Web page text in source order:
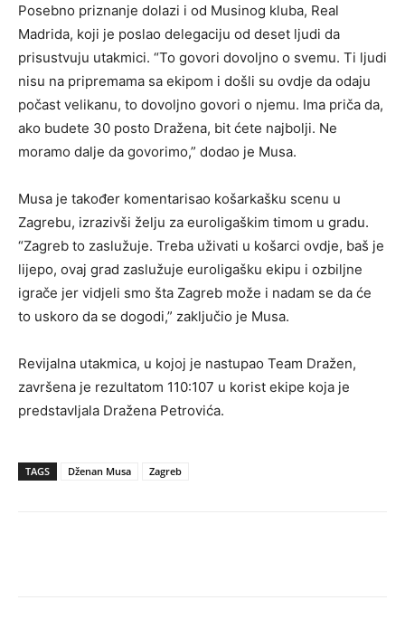
Posebno priznanje dolazi i od Musinog kluba, Real
Madrida, koji je poslao delegaciju od deset ljudi da
prisustvuju utakmici. “To govori dovoljno o svemu. Ti ljudi
nisu na pripremama sa ekipom i došli su ovdje da odaju
počast velikanu, to dovoljno govori o njemu. Ima priča da,
ako budete 30 posto Dražena, bit ćete najbolji. Ne
moramo dalje da govorimo,” dodao je Musa.
Musa je također komentarisao košarkašku scenu u
Zagrebu, izrazivši želju za euroligaškim timom u gradu.
“Zagreb to zaslužuje. Treba uživati u košarci ovdje, baš je
lijepo, ovaj grad zaslužuje euroligašku ekipu i ozbiljne
igrače jer vidjeli smo šta Zagreb može i nadam se da će
to uskoro da se dogodi,” zaključio je Musa.
Revijalna utakmica, u kojoj je nastupao Team Dražen,
završena je rezultatom 110:107 u korist ekipe koja je
predstavljala Dražena Petrovića.
TAGS Dženan Musa Zagreb